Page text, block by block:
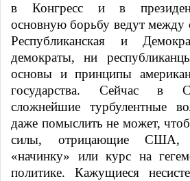
в Конгресс и в
основную борьбу ведут между
Республиканская и
демократы, ни
основы и принципы
государства. Сейчас в
сложнейшие турбулентные
даже помыслить не может,
силы, отрицающие США,
«начинку» или курс на
политике. Кажущиеся